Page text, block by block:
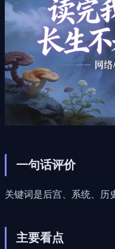
一句话评价
关键词是后宫、系统、历
主要看点